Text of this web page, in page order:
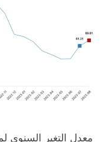
معدل التغير السنوي